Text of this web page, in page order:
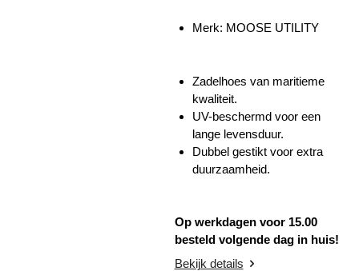
Merk: MOOSE UTILITY
Zadelhoes van maritieme
kwaliteit.
UV-beschermd voor een
lange levensduur.
Dubbel gestikt voor extra
duurzaamheid.
Op werkdagen voor 15.00
besteld volgende dag in huis!
Bekijk details